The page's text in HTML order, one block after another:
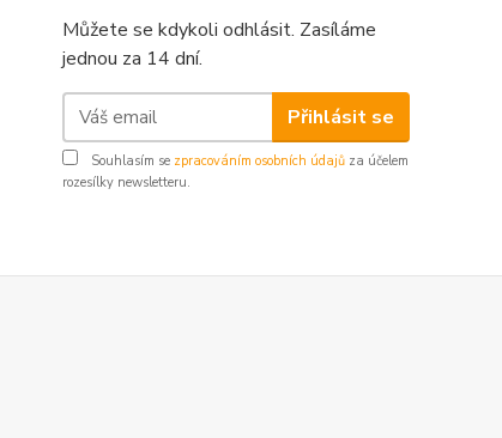
Můžete se kdykoli odhlásit. Zasíláme
jednou za 14 dní.
Přihlásit se
Souhlasím se zpracováním osobních údajů za účelem
rozesílky newsletteru.